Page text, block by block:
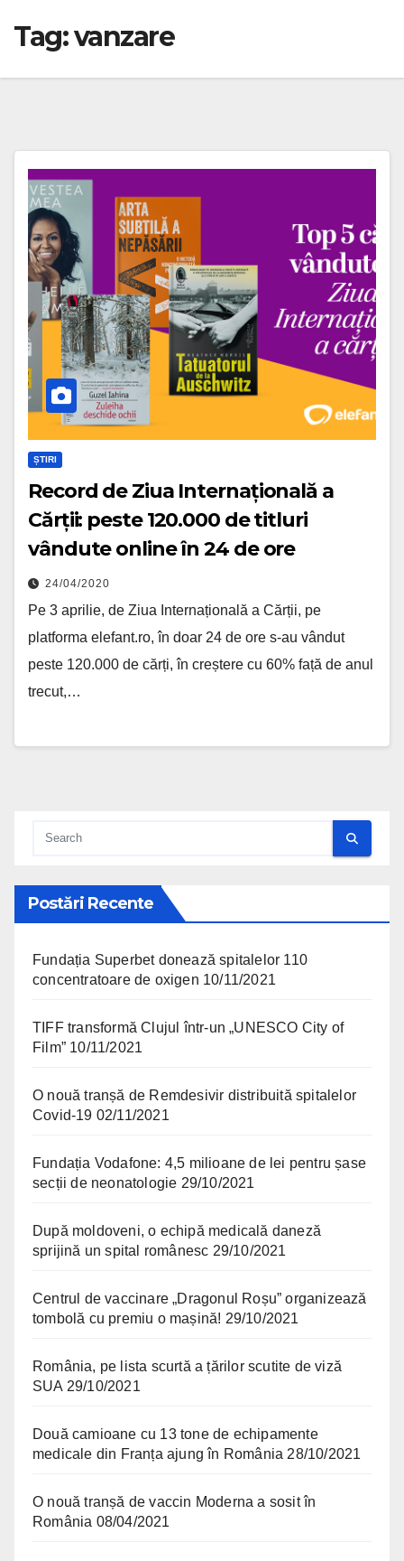
Tag:vanzare
ȘTIRI
Record de Ziua Internațională a
Cărții: peste 120.000 de titluri
vândute online în 24 de ore
24/04/2020
Pe 3 aprilie, de Ziua Internațională a Cărții, pe
platforma elefant.ro, în doar 24 de ore s-au vândut
peste 120.000 de cărți, în creștere cu 60% față de anul
trecut,…
Postări Recente
Fundația Superbet donează spitalelor 110
concentratoare de oxigen 10/11/2021
TIFF transformă Clujul într-un „UNESCO City of
Film” 10/11/2021
O nouă tranșă de Remdesivir distribuită spitalelor
Covid-19 02/11/2021
Fundația Vodafone: 4,5 milioane de lei pentru șase
secții de neonatologie 29/10/2021
După moldoveni, o echipă medicală daneză
sprijină un spital românesc 29/10/2021
Centrul de vaccinare „Dragonul Roșu” organizează
tombolă cu premiu o mașină! 29/10/2021
România, pe lista scurtă a țărilor scutite de viză
SUA 29/10/2021
Două camioane cu 13 tone de echipamente
medicale din Franța ajung în România 28/10/2021
O nouă tranșă de vaccin Moderna a sosit în
România 08/04/2021